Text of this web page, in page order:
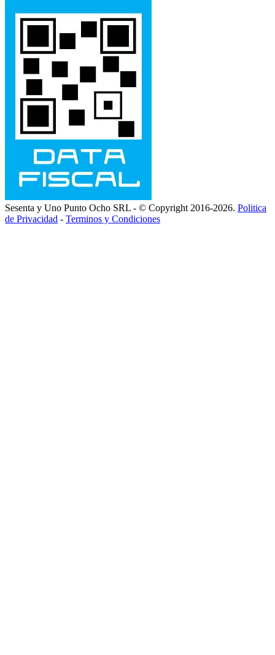
Sesenta y Uno Punto Ocho SRL - © Copyright 2016-2026. Politica
de Privacidad - Terminos y Condiciones